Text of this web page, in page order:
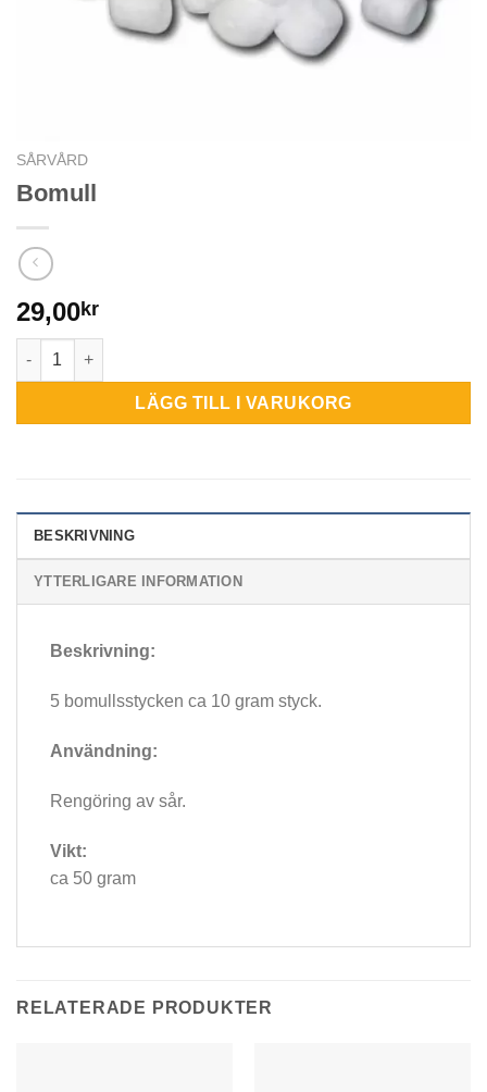
SÅRVÅRD
Bomull
29,00kr
Bomull mängd
LÄGG TILL I VARUKORG
BESKRIVNING
YTTERLIGARE INFORMATION
Beskrivning:
5 bomullsstycken ca 10 gram styck.
Användning:
Rengöring av sår.
Vikt:
ca 50 gram
RELATERADE PRODUKTER